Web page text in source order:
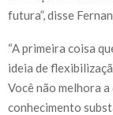
futura”, disse
“A primeira coisa
ideia de
Você não melhora
conhecimento